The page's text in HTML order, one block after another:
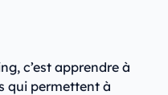
c’est apprendre à
qui permettent à